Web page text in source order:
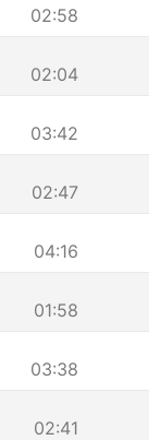
02:58
02:04
03:42
02:47
04:16
01:58
03:38
02:41